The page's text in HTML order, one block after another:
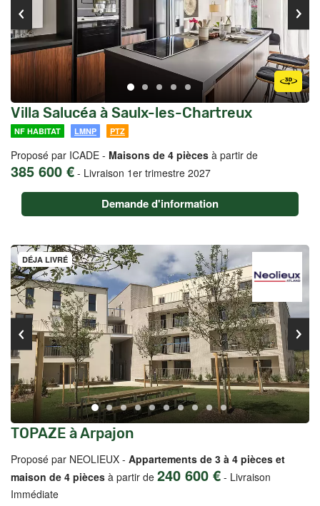
Villa Salucéa à Saulx-les-Chartreux
NF HABITAT LMNP PTZ
Proposé par ICADE - Maisons de 4 pièces à partir de
385 600 € - Livraison 1er trimestre 2027
Demande d'information
DÉJA LIVRÉ
TOPAZE à Arpajon
Proposé par NEOLIEUX - Appartements de 3 à 4 pièces et
maison de 4 pièces à partir de 240 600 € - Livraison
Immédiate